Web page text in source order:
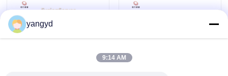
사건
VR Show
yangyd
9:14 AM